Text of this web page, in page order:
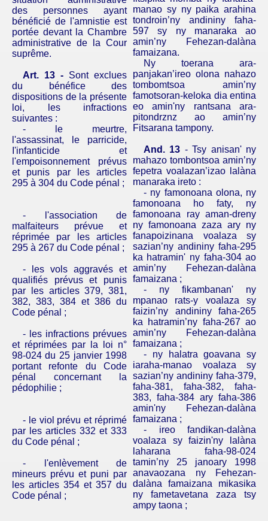
des personnes ayant
bénéficié de l'amnistie est
portée devant la Chambre
administrative de la Cour
suprême.
Art. 13 - Sont exclues
du bénéfice des
dispositions de la présente
loi, les infractions
suivantes :
- le meurtre,
l'assassinat, le parricide,
I'infanticide et
l'empoisonnement prévus
et punis par les articles
295 à 304 du Code pénal ;
- l'association de
malfaiteurs prévue et
réprimée par les articles
295 à 267 du Code pénal ;
- les vols aggravés et
qualifiés prévus et punis
par les articles 379, 381,
382, 383, 384 et 386 du
Code pénal ;
- les infractions prévues
et réprimées par la loi n°
98-024 du 25 janvier 1998
portant refonte du Code
pénal concernant la
pédophilie ;
- le viol prévu et réprimé
par les articles 332 et 333
du Code pénal ;
- l'enlèvement de
mineurs prévu et puni par
les articles 354 et 357 du
Code pénal ;
manao sy ny paika arahina
tondroin’ny andininy faha-
597 sy ny manaraka ao
amin’ny Fehezan-dalàna
famaizana.
Ny toerana ara-
panjakan’ireo olona nahazo
tombomtsoa amin’ny
famotsoran-keloka dia entina
eo amin'ny rantsana ara-
pitondrznz ao amin’ny
Fitsarana tampony.
And.13 - Tsy anisan' ny
mahazo tombontsoa amin’ny
fepetra voalazan’izao lalàna
manaraka ireto :
- ny famonoana olona, ny
famonoana ho faty, ny
famonoana ray aman-dreny
ny famonoana zaza ary ny
fanapoizinana voalaza sy
sazian’ny andininy faha-295
ka hatramin' ny faha-304 ao
amin’ny Fehezan-dalàna
famaizana ;
- ny fikambanan' ny
mpanao rats-y voalaza sy
faizin’ny andininy faha-265
ka hatramin’ny faha-267 ao
amin’ny Fehezan-dalàna
famaizana ;
- ny halatra goavana sy
iaraha-manao voalaza sy
sazian’ny andininy faha-379,
faha-381, faha-382, faha-
383, faha-384 ary faha-386
amin'ny Fehezan-dalàna
famaizana ;­
- ireo fandikan-dalàna
voalaza sy faizin'ny lalàna
laharana faha-98-024
tamin’ny 25 janoary 1998
anavaozana ny Fehezan-
dalàna famaizana mikasika
ny fametavetana zaza tsy
ampy taona ;